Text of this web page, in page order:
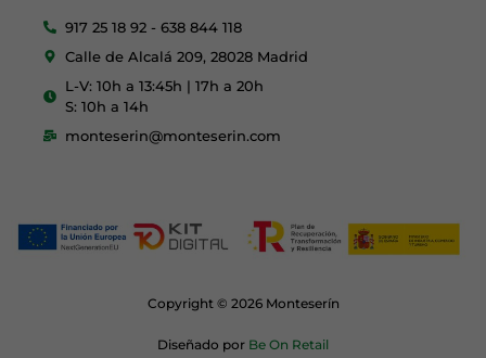
917 25 18 92 - 638 844 118
Calle de Alcalá 209, 28028 Madrid
L-V: 10h a 13:45h | 17h a 20h
S: 10h a 14h
monteserin@monteserin.com
Copyright © 2026 Monteserín
Diseñado por Be On Retail